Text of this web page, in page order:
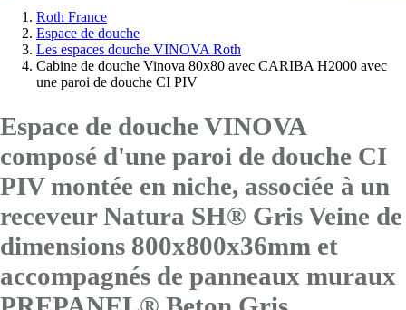
Vous
êtes
Roth France
Espace de douche
Les espaces douche VINOVA Roth
Cabine de douche Vinova 80x80 avec CARIBA H2000 avec
une paroi de douche CI PIV
Espace de douche VINOVA
composé d'une paroi de douche CI
PIV montée en niche, associée à un
receveur Natura SH® Gris Veine de
dimensions 800x800x36mm et
accompagnés de panneaux muraux